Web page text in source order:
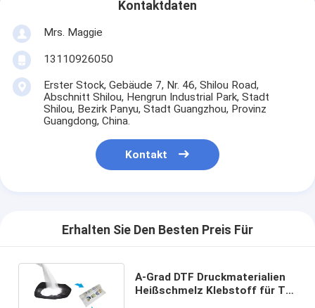
Kontaktdaten
Mrs. Maggie
13110926050
Erster Stock, Gebäude 7, Nr. 46, Shilou Road,
Abschnitt Shilou, Hengrun Industrial Park, Stadt
Shilou, Bezirk Panyu, Stadt Guangzhou, Provinz
Guangdong, China.
Kontakt
Erhalten Sie Den Besten Preis Für
A-Grad DTF Druckmaterialien
Heißschmelz Klebstoff für T-